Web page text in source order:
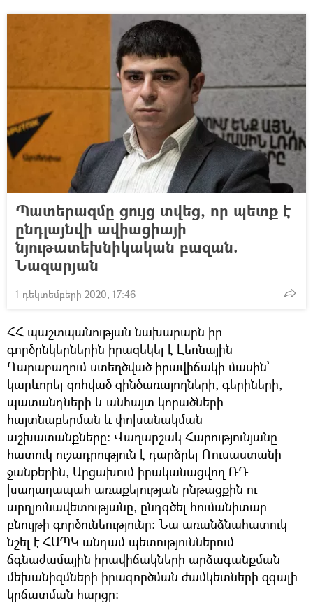
Պատերազմը ցույց տվեց, որ պետք է
ընդլայնվի ավիացիայի
նյութատեխնիկական բազան.
Նազարյան
1 դեկտեմբերի 2020, 17:46
ՀՀ պաշտպանության նախարարն իր
գործընկերներին իրազեկել է Լեռնային
Ղարաբաղում ստեղծված իրավիճակի մասին՝
կարևորել զոհված զինծառայողների, գերիների,
պատանդների և անհայտ կորածների
հայտնաբերման և փոխանակման
աշխատանքները: Վաղարշակ Հարությունյանը
հատուկ ուշադրություն է դարձրել Ռուսաստանի
ջանքերին, Արցախում իրականացվող ՌԴ
խաղաղապահ առաքելության ընթացքին ու
արդյունավետությանը, ընդգծել հումանիտար
բնույթի գործունեությունը։ Նա առանձնահատուկ
նշել է ՀԱՊԿ անդամ պետություններում
ճգնաժամային իրավիճակների արձագանքման
մեխանիզմների իրագործման ժամկետների զգալի
կրճատման հարցը: